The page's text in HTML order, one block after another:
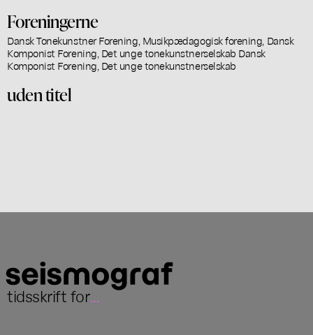
Foreningerne
Dansk Tonekunstner Forening, Musikpædagogisk forening, Dansk
Komponist Forening, Det unge tonekunstnerselskab Dansk
Komponist Forening, Det unge tonekunstnerselskab
uden titel
tidsskrift for...